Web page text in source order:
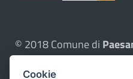
© 2018 Comune di
contenuti del sito, testi e
Cookie